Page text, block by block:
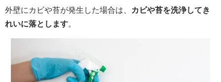
外壁にカビや苔が発生した場合は、
カビや苔を洗浄してき
れいに落とします。